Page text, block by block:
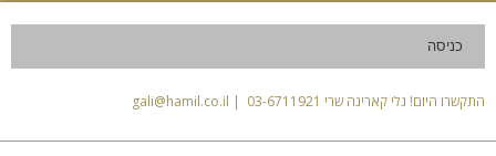
כניסה
התקשרו היום! גלי קארינה שרי 03-6711921 | gali@hamil.co.il